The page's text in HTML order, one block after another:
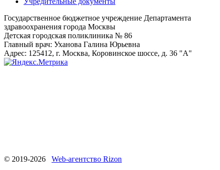
Государственное бюджетное учреждение Департамента
здравоохранения города Москвы
Детская городская поликлиника № 86
Главный врач: Уханова Галина Юрьевна
Адрес: 125412, г. Москва, Коровинское шоссе, д. 36 "А"
© 2019-2026 Web-агентство Rizon